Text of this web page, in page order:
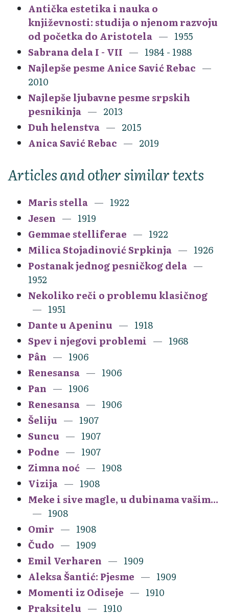
Antička estetika i nauka o
književnosti: studija o njenom razvoju
od početka do Aristotela
1955
Sabrana dela I - VII
1984 - 1988
Najlepše pesme Anice Savić Rebac
2010
Najlepše ljubavne pesme srpskih
pesnikinja
2013
Duh helenstva
2015
Anica Savić Rebac
2019
Articles and other similar texts
Maris stella
1922
Jesen
1919
Gemmae stelliferae
1922
Milica Stojadinović Srpkinja
1926
Postanak jednog pesničkog dela
1952
Nekoliko reči o problemu klasičnog
1951
Dante u Apeninu
1918
Spev i njegovi problemi
1968
Pân
1906
Renesansa
1906
Pan
1906
Renesansa
1906
Šeliju
1907
Suncu
1907
Podne
1907
Zimna noć
1908
Vizija
1908
Meke i sive magle, u dubinama vašim...
1908
Omir
1908
Čudo
1909
Emil Verharen
1909
Aleksa Šantić: Pjesme
1909
Momenti iz Odiseje
1910
Praksitelu
1910